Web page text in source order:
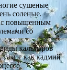
сушеные
соленые.
с повышенным
со
кальмаров
такие как кадмий